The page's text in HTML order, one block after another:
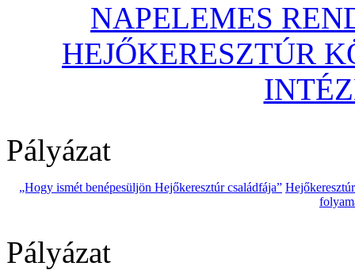
NAPELEMES
HEJŐKERESZTÚR
Pályázat
„Hogy ismét benépesüljön Hejőkeresztúr családfája”
Pályázat